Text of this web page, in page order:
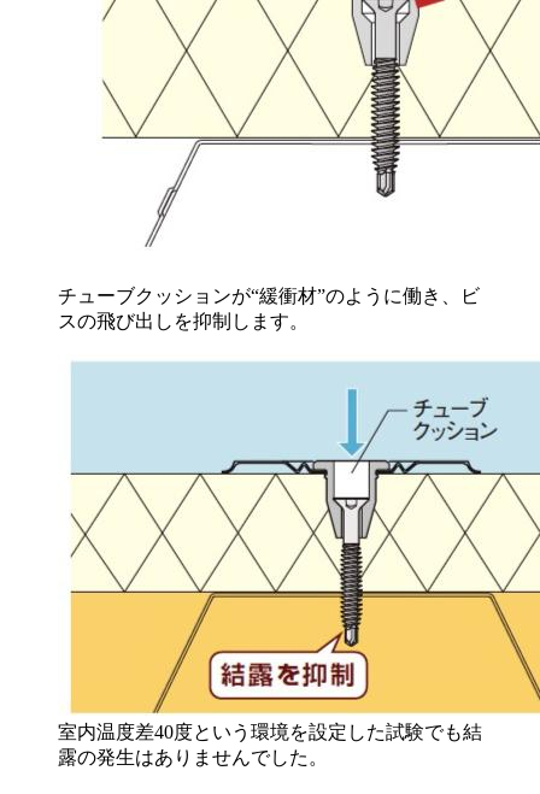
チューブクッションが“緩衝材”のように働き、ビ
スの飛び出しを抑制します。
室内温度差40度という環境を設定した試験でも結
露の発生はありませんでした。